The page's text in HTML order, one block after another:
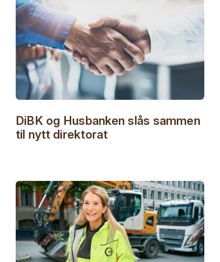
DiBK og Husbanken slås sammen
til nytt direktorat